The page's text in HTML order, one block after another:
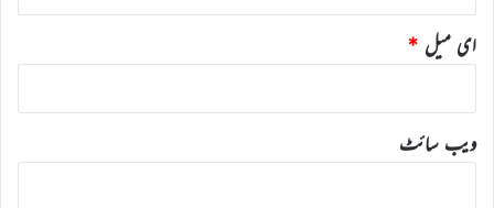
ای میل *
ویب‌ سائٹ